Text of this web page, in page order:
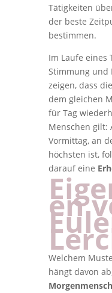
Tätigkeiten
der beste
bestimmen.
Im Laufe eines
Stimmung und
zeigen, dass
dem gleichen
für Tag
Menschen gilt:
Vormittag, an
höchsten ist,
darauf eine
en
Welchem
hängt davon
Morgenmensch